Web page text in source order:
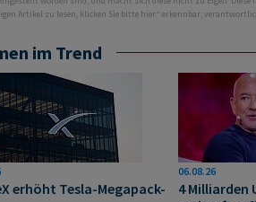
Artikel zu lesen, klicken Sie bitte hier.“ erkennbar;
im Trend
erhöht Tesla-Megapack-
06.08.26
4 Milliarden